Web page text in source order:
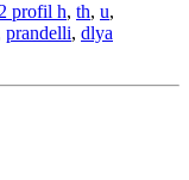
profil h, th, u,
prandelli, dlya